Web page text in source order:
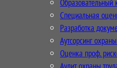
Специальная
Разработка
Аутсорсинг
Оценка проф.